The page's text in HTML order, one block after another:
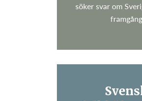
söker svar om
framgång